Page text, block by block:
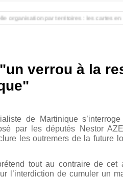
par territoires : les cartes en tête
verrou à la
de Martinique
par les députés Nestor
les outremers de la future
tout au contraire de cet
l’interdiction de cumuler un